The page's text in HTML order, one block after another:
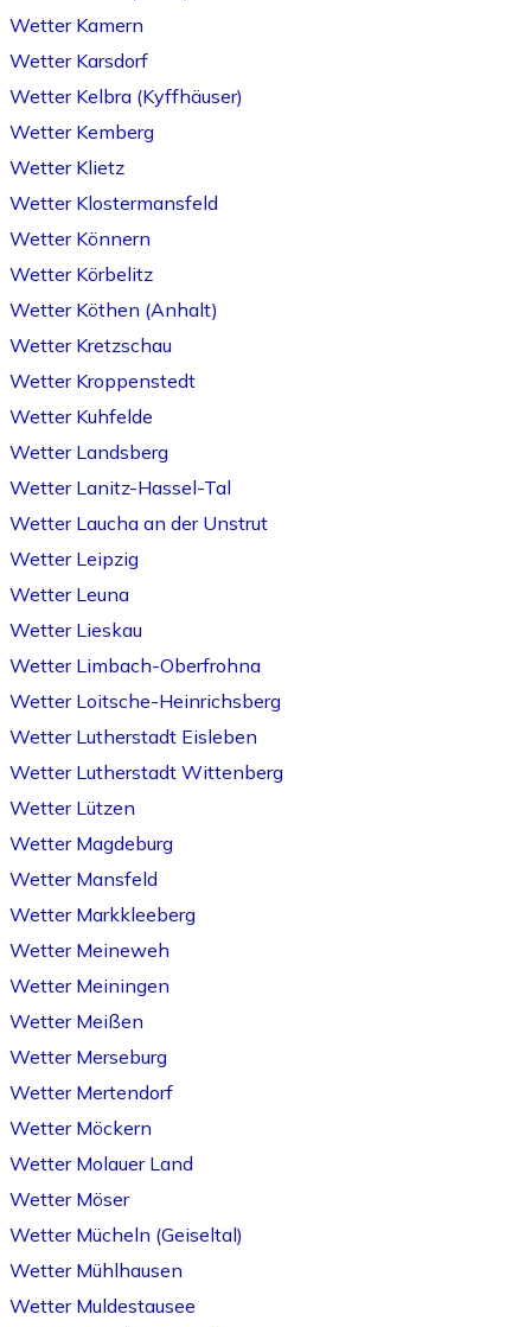
Wetter Kamern
Wetter Karsdorf
Wetter Kelbra (Kyffhäuser)
Wetter Kemberg
Wetter Klietz
Wetter Klostermansfeld
Wetter Könnern
Wetter Körbelitz
Wetter Köthen (Anhalt)
Wetter Kretzschau
Wetter Kroppenstedt
Wetter Kuhfelde
Wetter Landsberg
Wetter Lanitz-Hassel-Tal
Wetter Laucha an der Unstrut
Wetter Leipzig
Wetter Leuna
Wetter Lieskau
Wetter Limbach-Oberfrohna
Wetter Loitsche-Heinrichsberg
Wetter Lutherstadt Eisleben
Wetter Lutherstadt Wittenberg
Wetter Lützen
Wetter Magdeburg
Wetter Mansfeld
Wetter Markkleeberg
Wetter Meineweh
Wetter Meiningen
Wetter Meißen
Wetter Merseburg
Wetter Mertendorf
Wetter Möckern
Wetter Molauer Land
Wetter Möser
Wetter Mücheln (Geiseltal)
Wetter Mühlhausen
Wetter Muldestausee